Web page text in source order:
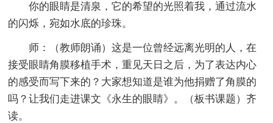
你的眼睛是清泉，它的希望的光照着我，通过流水
的闪烁，宛如水底的珍珠。
师：（教师朗诵）这是一位曾经远离光明的人，在
接受眼睛角膜移植手术，重见天日之后，为了表达内心
的感受而写下来的？大家想知道是谁为他捐赠了角膜的
吗？让我们走进课文《永生的眼睛》。（板书课题）齐
读。